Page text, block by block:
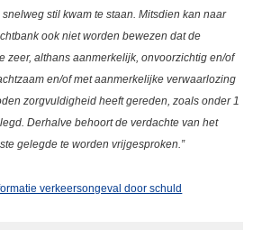
stil kwam te staan. Mitsdien kan naar
ook niet worden bewezen dat de
zeer, althans aanmerkelijk, onvoorzichtig en/of
en/of met aanmerkelijke verwaarlozing
zorgvuldigheid heeft gereden, zoals onder 1
Derhalve behoort de verdachte van het
gelegde te worden vrijgesproken.”
verkeersongeval door schuld